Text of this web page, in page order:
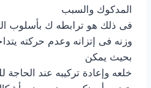
المدكوك والسبب
فى ذلك هو ترابطه ك بأسلوب
وزنه فى إتزانه وعدم حركته
بحيث يمكن
خلعه وإعادة تركيبه عند